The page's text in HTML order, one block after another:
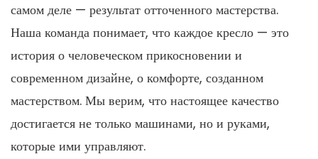
самом деле — результат отточенного мастерства.
Наша команда понимает, что каждое кресло — это
история о человеческом прикосновении и
современном дизайне, о комфорте, созданном
мастерством. Мы верим, что настоящее качество
достигается не только машинами, но и руками,
которые ими управляют.